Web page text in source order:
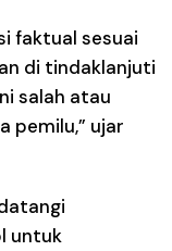
faktual sesuai
di tindaklanjuti
salah atau
pemilu,” ujar
untuk